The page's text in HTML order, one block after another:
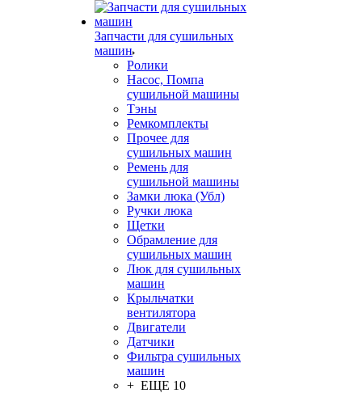
Запчасти для сушильных
машин
Ролики
Насос, Помпа
сушильной машины
Тэны
Ремкомплекты
Прочее для
сушильных машин
Ремень для
сушильной машины
Замки люка (Убл)
Ручки люка
Щетки
Обрамление для
сушильных машин
Люк для сушильных
машин
Крыльчатки
вентилятора
Двигатели
Датчики
Фильтра сушильных
машин
+ ЕЩЕ 10